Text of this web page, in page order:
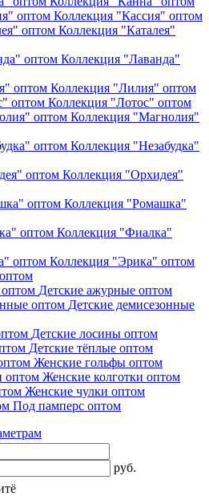
Коллекция "Кассия" оптом
Коллекция "Каталея"
Коллекция "Лаванда"
Коллекция "Лилия" оптом
Коллекция "Лотос" оптом
Коллекция "Магнолия"
Коллекция "Незабудка"
Коллекция "Орхидея"
Коллекция "Ромашка"
Коллекция "Фиалка"
Коллекция "Эрика" оптом
Детские ажурные оптом
Детские демисезонные
Детские лосины оптом
Детские тёплые оптом
Женские гольфы оптом
Женские колготки оптом
Женские чулки оптом
Под памперс оптом
руб.